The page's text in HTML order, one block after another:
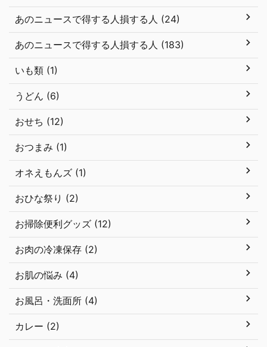
あのニュースで得する人損する人 (24)
あのニュースで得する人損する人 (183)
いも類 (1)
うどん (6)
おせち (12)
おつまみ (1)
オネえもんズ (1)
おひな祭り (2)
お掃除便利グッズ (12)
お肉の冷凍保存 (2)
お肌の悩み (4)
お風呂・洗面所 (4)
カレー (2)